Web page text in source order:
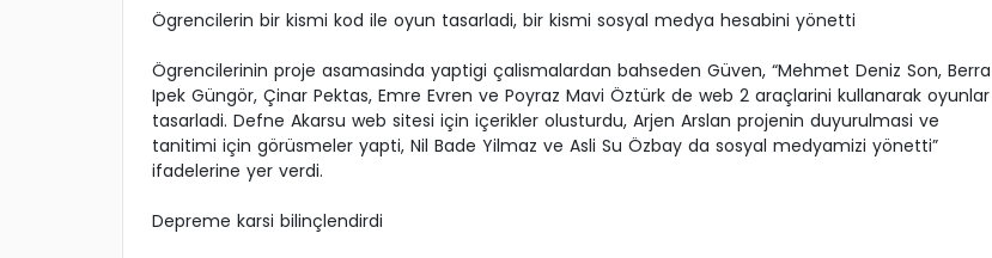
Ögrencilerin bir kismi kod ile oyun tasarladi, bir kismi sosyal medya hesabini yönetti
Ögrencilerinin proje asamasinda yaptigi çalismalardan bahseden Güven, “Mehmet Deniz Son, Berra
Ipek Güngör, Çinar Pektas, Emre Evren ve Poyraz Mavi Öztürk de web 2 araçlarini kullanarak oyunlar
tasarladi. Defne Akarsu web sitesi için içerikler olusturdu, Arjen Arslan projenin duyurulmasi ve
tanitimi için görüsmeler yapti, Nil Bade Yilmaz ve Asli Su Özbay da sosyal medyamizi yönetti”
ifadelerine yer verdi.
Depreme karsi bilinçlendirdi